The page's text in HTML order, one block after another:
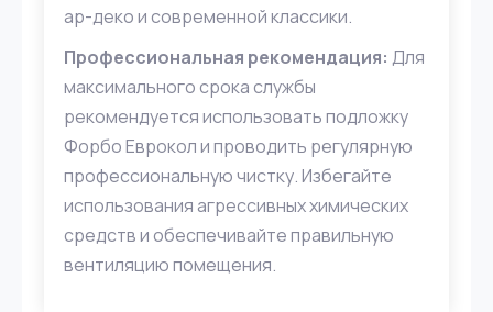
ар-деко и современной классики.
Профессиональная рекомендация: Для
максимального срока службы
рекомендуется использовать подложку
Форбо Еврокол и проводить регулярную
профессиональную чистку. Избегайте
использования агрессивных химических
средств и обеспечивайте правильную
вентиляцию помещения.